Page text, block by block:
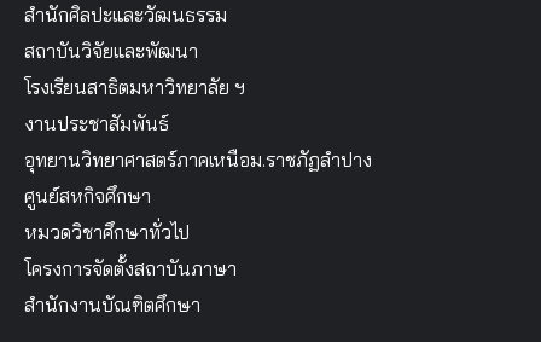
สำนักศิลปะและวัฒนธรรม
สถาบันวิจัยและพัฒนา
โรงเรียนสาธิตมหาวิทยาลัย ฯ
งานประชาสัมพันธ์
อุทยานวิทยาศาสตร์ภาคเหนือม.ราชภัฏลำปาง
ศูนย์สหกิจศึกษา
หมวดวิชาศึกษาทั่วไป
โครงการจัดตั้งสถาบันภาษา
สำนักงานบัณฑิตศึกษา